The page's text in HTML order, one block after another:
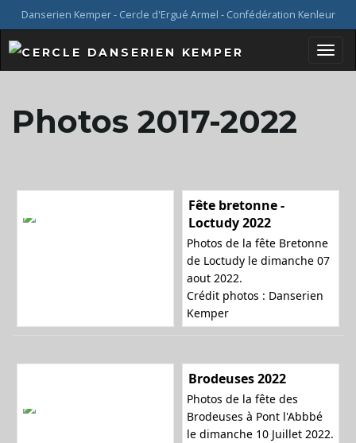
Danserien Kemper - Cercle d'Ergué Armel - Confédération Kenleur
Photos 2017-2022
Fête bretonne -
Loctudy 2022
Photos de la fête Bretonne
de Loctudy le dimanche 07
aout 2022.
Crédit photos : Danserien
Kemper
Brodeuses 2022
Photos de la fête des
Brodeuses à Pont l'Abbbé
le dimanche 10 Juillet 2022.